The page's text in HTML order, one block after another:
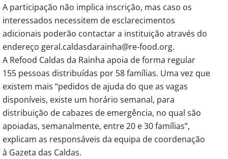
A participação não implica inscrição, mas caso os
interessados necessitem de esclarecimentos
adicionais poderão contactar a instituição através do
endereço geral.caldasdarainha@re-food.org.
A Refood Caldas da Rainha apoia de forma regular
155 pessoas distribuídas por 58 famílias. Uma vez que
existem mais “pedidos de ajuda do que as vagas
disponíveis, existe um horário semanal, para
distribuição de cabazes de emergência, no qual são
apoiadas, semanalmente, entre 20 e 30 famílias”,
explicam as responsáveis da equipa de coordenação
à Gazeta das Caldas.